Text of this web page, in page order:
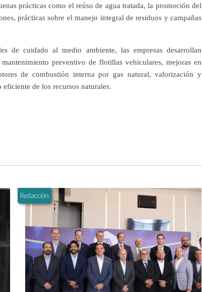
prácticas como el reúso de agua tratada, la promoción del
prácticas sobre el manejo integral de residuos y campañas
de cuidado al medio ambiente, las empresas desarrollan
preventivo de flotillas vehiculares, mejoras en
de combustión interna por gas natural, valorización y
de los recursos naturales.
Redacción